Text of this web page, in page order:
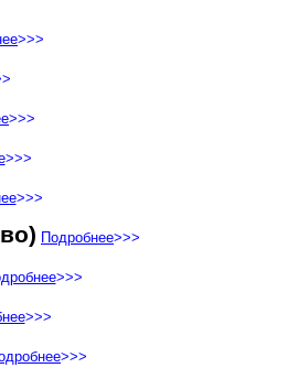
>>>
>>>
>>>
>>>
Подробнее>>>
>>>
>>>
>>>